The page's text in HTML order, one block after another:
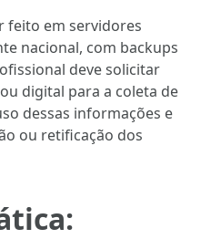
feito em servidores
nacional, com backups
deve solicitar
digital para a coleta de
dessas informações e
ou retificação dos